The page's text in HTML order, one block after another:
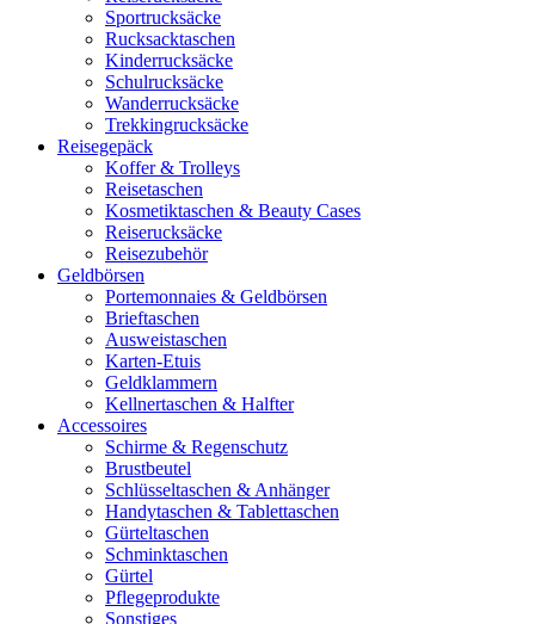
Sportrucksäcke
Rucksacktaschen
Kinderrucksäcke
Schulrucksäcke
Wanderrucksäcke
Trekkingrucksäcke
Reisegepäck
Koffer & Trolleys
Reisetaschen
Kosmetiktaschen & Beauty Cases
Reiserucksäcke
Reisezubehör
Geldbörsen
Portemonnaies & Geldbörsen
Brieftaschen
Ausweistaschen
Karten-Etuis
Geldklammern
Kellnertaschen & Halfter
Accessoires
Schirme & Regenschutz
Brustbeutel
Schlüsseltaschen & Anhänger
Handytaschen & Tablettaschen
Gürteltaschen
Schminktaschen
Gürtel
Pflegeprodukte
Sonstiges